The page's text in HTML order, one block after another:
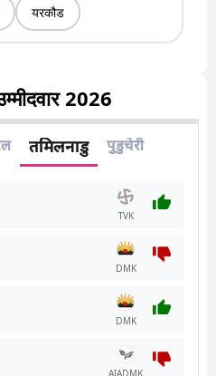
यरकौड
2026